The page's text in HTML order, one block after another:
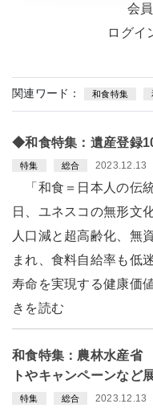
会
ログイ
関連ワード： 和食特集
◆和食特集：遺産登録
特集 総合 2023.12.13
「和食＝日本人の伝
日、ユネスコの無形文
人口減と超高齢化、無
まれ、食料自給率も低
寿命を実現する健康価
きを読む
和食特集：農林水産省
トやキャンペーンなど
特集 総合 2023.12.13